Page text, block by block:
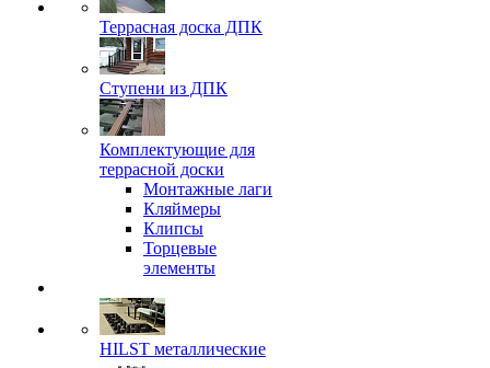
Террасная доска ДПК
Ступени из ДПК
Комплектующие для
террасной доски
Монтажные лаги
Кляймеры
Клипсы
Торцевые
элементы
HILST металлические